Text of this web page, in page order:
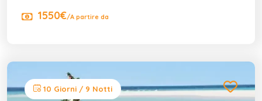
1550€/A partire da
10 Giorni / 9 Notti